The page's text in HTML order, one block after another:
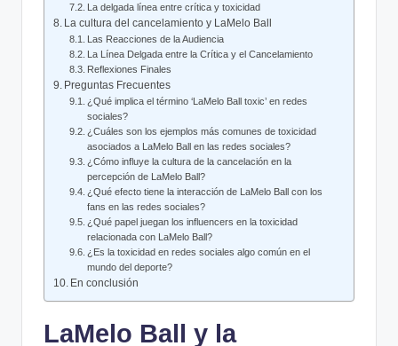
La delgada línea entre crítica y toxicidad
La ⁣cultura del cancelamiento y LaMelo Ball
Las Reacciones de la Audiencia
La Línea Delgada entre la⁤ Crítica y el Cancelamiento
Reflexiones⁣ Finales
Preguntas Frecuentes
¿Qué ‍implica el término ‘LaMelo Ball toxic’ en redes
sociales?
¿Cuáles son ⁤los ejemplos más comunes de toxicidad
asociados a LaMelo Ball en las redes sociales?
¿Cómo influye la cultura de la cancelación en‌ la
percepción ‍de ​LaMelo Ball?
¿Qué efecto‌ tiene la interacción de LaMelo Ball con los
⁤fans en ⁤las redes sociales?
¿Qué ‌papel juegan ⁣los influencers en la toxicidad
relacionada ⁤con LaMelo Ball?
¿Es la toxicidad en redes sociales algo común ⁤en el
mundo del ‍deporte?
En conclusión
LaMelo ​Ball y la